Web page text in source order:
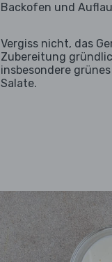
Backofen und
Vergiss nicht, das
Zubereitung
insbesondere
Salate.